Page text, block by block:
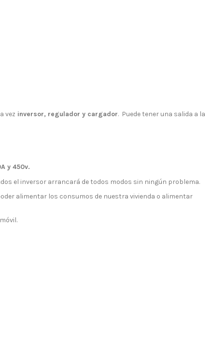
vez inversor, regulador y cargador. Puede tener una salida a la
y 450v.
el inversor arrancará de todos modos sin ningún problema.
alimentar los consumos de nuestra vivienda o alimentar